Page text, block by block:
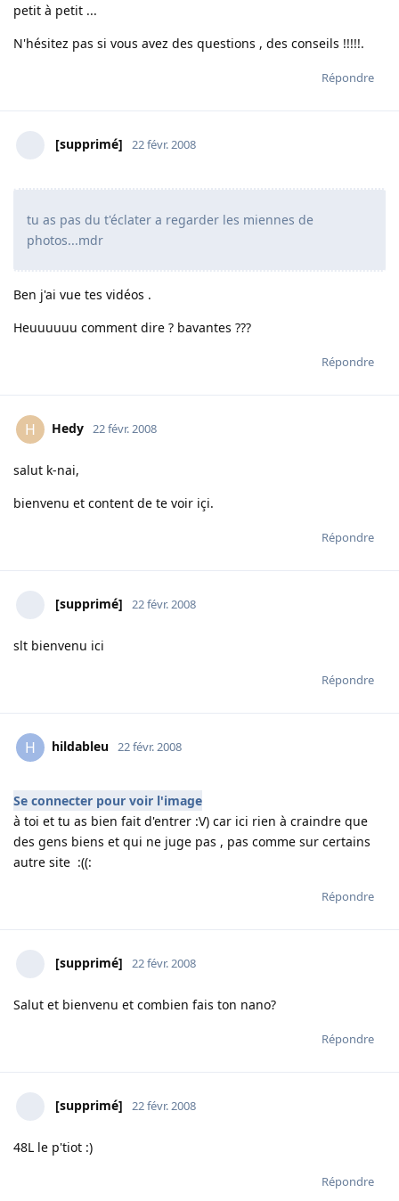
petit à petit ...
N'hésitez pas si vous avez des questions , des conseils !!!!!.
Répondre
[supprimé] 22 févr. 2008
tu as pas du t'éclater a regarder les miennes de
photos...mdr
Ben j'ai vue tes vidéos .
Heuuuuuu comment dire ? bavantes ???
Répondre
H Hedy 22 févr. 2008
salut k-nai,
bienvenu et content de te voir içi.
Répondre
[supprimé] 22 févr. 2008
slt bienvenu ici
Répondre
H hildableu 22 févr. 2008
Se connecter pour voir l'image
à toi et tu as bien fait d'entrer :V) car ici rien à craindre que
des gens biens et qui ne juge pas , pas comme sur certains
autre site :((:
Répondre
[supprimé] 22 févr. 2008
Salut et bienvenu et combien fais ton nano?
Répondre
[supprimé] 22 févr. 2008
48L le p'tiot :)
Répondre